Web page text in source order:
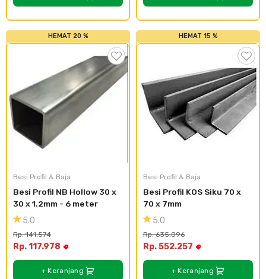
HEMAT 20 %
Besi Profil & Baja
Besi Profil NB Hollow 30 x
30 x 1.2mm - 6 meter
5.0
Rp. 141.574
Rp. 117.978
+ Keranjang
HEMAT 15 %
Besi Profil & Baja
Besi Profil KOS Siku 70 x
70 x 7mm
5.0
Rp. 635.096
Rp. 552.257
+ Keranjang